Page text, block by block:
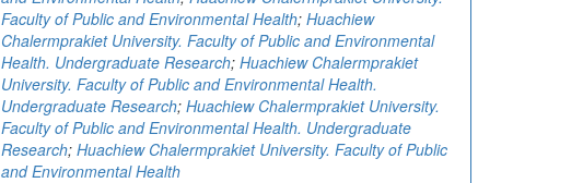
Faculty of Public and Environmental Health; Huachiew
Chalermprakiet University. Faculty of Public and Environmental
Health. Undergraduate Research; Huachiew Chalermprakiet
University. Faculty of Public and Environmental Health.
Undergraduate Research; Huachiew Chalermprakiet University.
Faculty of Public and Environmental Health. Undergraduate
Research; Huachiew Chalermprakiet University. Faculty of Public
and Environmental Health